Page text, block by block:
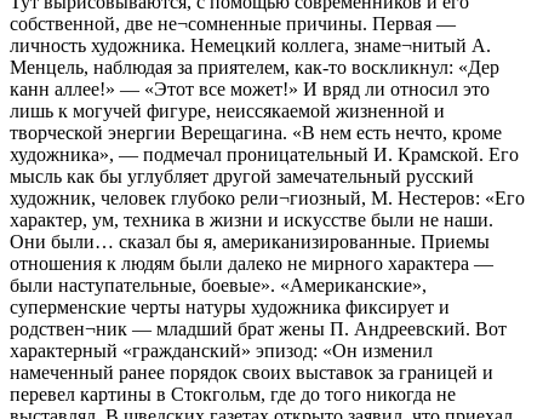
собственной, две не¬сомненные причины. Первая —
личность художника. Немецкий коллега, знаме¬нитый А.
Менцель, наблюдая за приятелем, как-то воскликнул: «Дер
канн аллее!» — «Этот все может!» И вряд ли относил это
лишь к могучей фигуре, неиссякаемой жизненной и
творческой энергии Верещагина. «В нем есть нечто, кроме
художника», — подмечал проницательный И. Крамской. Его
мысль как бы углубляет другой замечательный русский
художник, человек глубоко рели¬гиозный, М. Нестеров: «Его
характер, ум, техника в жизни и искусстве были не наши.
Они были… сказал бы я, американизированные. Приемы
отношения к людям были далеко не мирного характера —
были наступательные, боевые». «Американские»,
суперменские черты натуры художника фиксирует и
родствен¬ник — младший брат жены П. Андреевский. Вот
характерный «гражданский» эпизод: «Он изменил
намеченный ранее порядок своих выставок за границей и
перевел картины в Стокгольм, где до того никогда не